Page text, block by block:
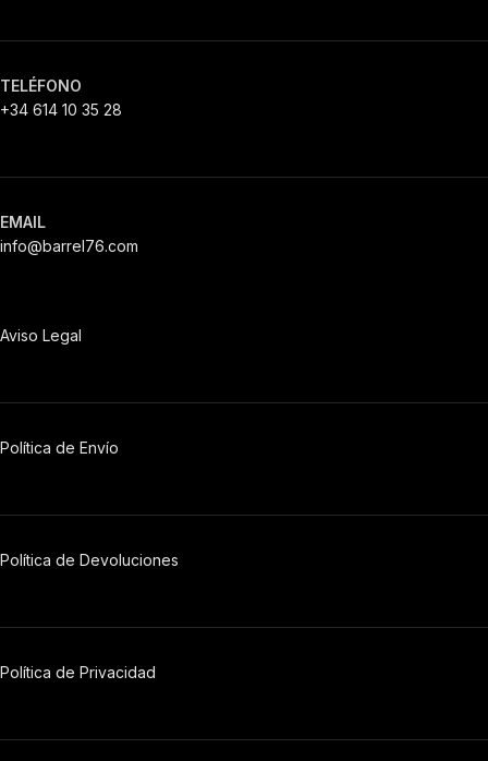
TELÉFONO
+34 614 10 35 28
EMAIL
info@barrel76.com
Aviso Legal
Política de Envío
Política de Devoluciones
Política de Privacidad